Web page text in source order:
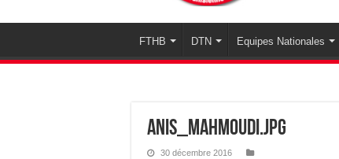
FTHB DTN Equipes Nationales
anis_mahmoudi.jpg
30 décembre 2016